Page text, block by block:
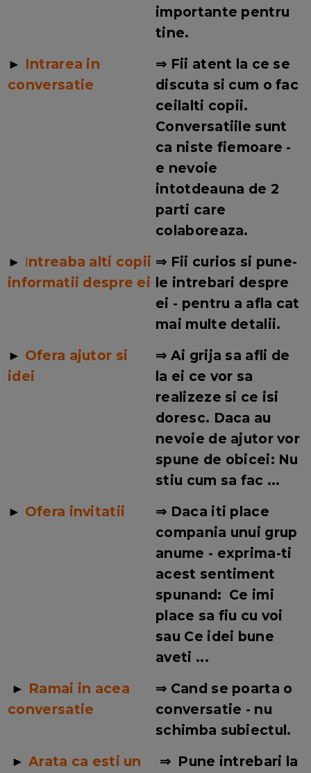
importante pentru
tine.
► Intrarea in
conversatie
⇒ Fii atent la ce se
discuta si cum o fac
ceilalti copii.
Conversatiile sunt
ca niste fiemoare -
e nevoie
intotdeauna de 2
parti care
colaboreaza.
► Intreaba alti copii
informatii despre ei
⇒ Fii curios si pune-
le intrebari despre
ei - pentru a afla cat
mai multe detalii.
► Ofera ajutor si
idei
⇒ Ai grija sa afli de
la ei ce vor sa
realizeze si ce isi
doresc. Daca au
nevoie de ajutor vor
spune de obicei: Nu
stiu cum sa fac ...
► Ofera invitatii ⇒ Daca iti place
compania unui grup
anume - exprima-ti
acest sentiment
spunand: Ce imi
place sa fiu cu voi
sau Ce idei bune
aveti ...
► Ramai in acea
conversatie
⇒ Cand se poarta o
conversatie - nu
schimba subiectul.
► Arata ca esti un
⇒ Pune intrebari la